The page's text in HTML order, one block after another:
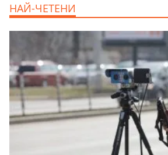
НАЙ-ЧЕТЕНИ